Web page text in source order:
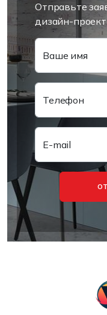
Отправьте
дизайн-
Ваше имя
Телефон
E-mail